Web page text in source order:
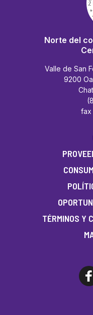
Norte del
Valle de San
9200
fax
TÉRMINOS Y